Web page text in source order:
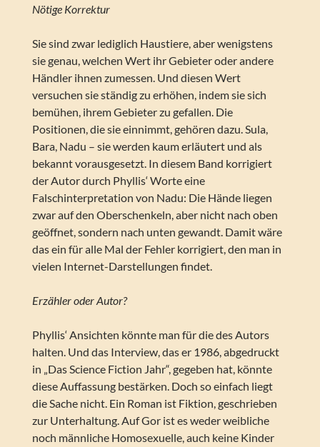
Nötige Korrektur
Sie sind zwar lediglich Haustiere, aber wenigstens
sie genau, welchen Wert ihr Gebieter oder andere
Händler ihnen zumessen. Und diesen Wert
versuchen sie ständig zu erhöhen, indem sie sich
bemühen, ihrem Gebieter zu gefallen. Die
Positionen, die sie einnimmt, gehören dazu. Sula,
Bara, Nadu – sie werden kaum erläutert und als
bekannt vorausgesetzt. In diesem Band korrigiert
der Autor durch Phyllis‘ Worte eine
Falschinterpretation von Nadu: Die Hände liegen
zwar auf den Oberschenkeln, aber nicht nach oben
geöffnet, sondern nach unten gewandt. Damit wäre
das ein für alle Mal der Fehler korrigiert, den man in
vielen Internet-Darstellungen findet.
Erzähler oder Autor?
Phyllis‘ Ansichten könnte man für die des Autors
halten. Und das Interview, das er 1986, abgedruckt
in „Das Science Fiction Jahr“, gegeben hat, könnte
diese Auffassung bestärken. Doch so einfach liegt
die Sache nicht. Ein Roman ist Fiktion, geschrieben
zur Unterhaltung. Auf Gor ist es weder weibliche
noch männliche Homosexuelle, auch keine Kinder